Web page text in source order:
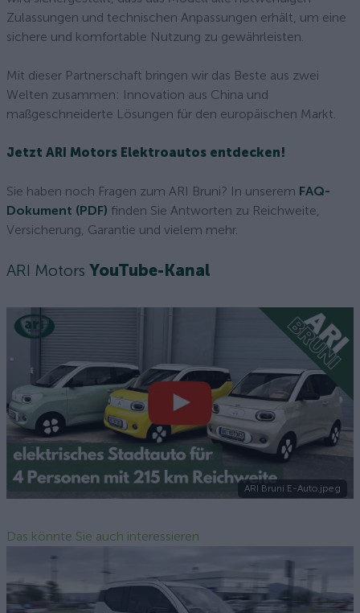
Zulassungen und technischen Anpassungen erhält, um eine
sichere und komfortable Nutzung zu gewährleisten.
Mit dieser Partnerschaft bringen wir das Beste aus zwei
Welten zusammen: Innovation aus China und
maßgeschneiderte Lösungen für den europäischen Markt.
Jetzt ARI Motors Elektroautos entdecken!
Sie haben noch Fragen zum ARI Bruni? In unserem FAQ-
Dokument (PDF) finden Sie Antworten zu Reichweite,
Versicherung, Garantie und vielem mehr.
ARI Motors YouTube-Kanal
ARI Bruni E-Auto.jpeg
Das könnte Sie auch interessieren